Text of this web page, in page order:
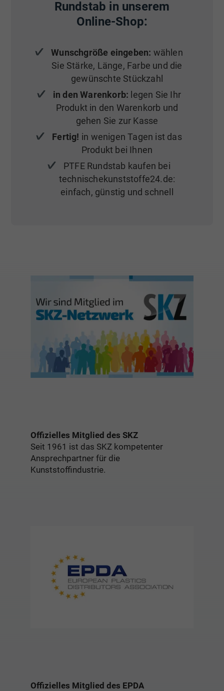
Rundstab in unserem
Online-Shop:
Wunschgröße eingeben: wählen
Sie Stärke, Länge, Farbe und die
gewünschte Stückzahl
in den Warenkorb: legen Sie Ihr
Produkt in den Warenkorb und
gehen Sie zur Kasse
Fertig! in wenigen Tagen ist das
Produkt bei Ihnen
PTFE Rundstab kaufen bei
technischekunststoffe24.de:
einfach, günstig und schnell
Offizielles Mitglied des SKZ
Seit 1961 ist das SKZ kompetenter
Ansprechpartner für die
Kunststoffindustrie.
Offizielles Mitglied des EPDA